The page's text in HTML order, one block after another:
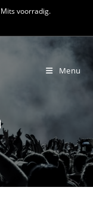
voorradig.
Menu